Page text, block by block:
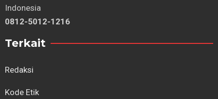
Indonesia
0812-5012-1216
Terkait
Redaksi
Kode Etik